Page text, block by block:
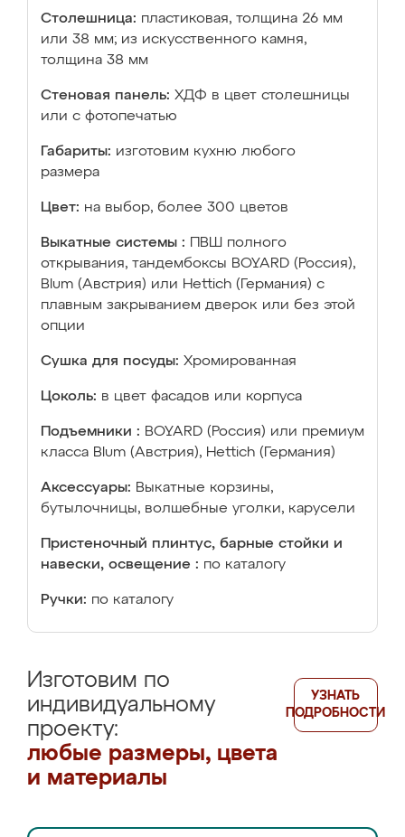
Столешница: пластиковая, толщина 26 мм
или 38 мм; из искусственного камня,
толщина 38 мм
Стеновая панель: ХДФ в цвет столешницы
или с фотопечатью
Габариты: изготовим кухню любого
размера
Цвет: на выбор, более 300 цветов
Выкатные системы :
ПВШ полного
открывания, тандембоксы BOYARD (Россия),
Blum (Австрия) или Hettich (Германия) с
плавным закрыванием дверок или без этой
опции
Сушка для посуды: Хромированная
Цоколь: в цвет фасадов или корпуса
Подъемники : BOYARD (Россия) или премиум
класса Blum (Австрия), Hettich (Германия)
Аксессуары: Выкатные корзины,
бутылочницы, волшебные уголки, карусели
Пристеночный плинтус, барные стойки и
навески, освещение : по каталогу
Ручки: по каталогу
Изготовим по
индивидуальному
проекту:
любые размеры, цвета
и материалы
УЗНАТЬ
ПОДРОБНОСТИ